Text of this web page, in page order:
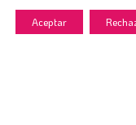
Leer más
Aceptar